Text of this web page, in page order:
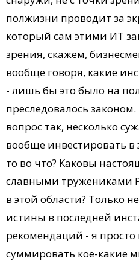
полжизни проводит за
который сам этими ИТ
зрения, скажем,
вообще говоря, какие
- лишь бы это было на
преследовалось
вопрос так, несколько
вообще инвестировать в
то во что? Каковы
славными тружениками
в этой области? Только
истины в последней
рекомендаций - я просто
суммировать кое-какие